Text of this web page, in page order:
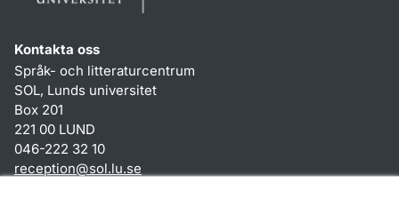
Kontakta oss
Språk- och litteraturcentrum
SOL, Lunds universitet
Box 201
221 00 LUND
046-222 32 10
reception@sol.lu.se